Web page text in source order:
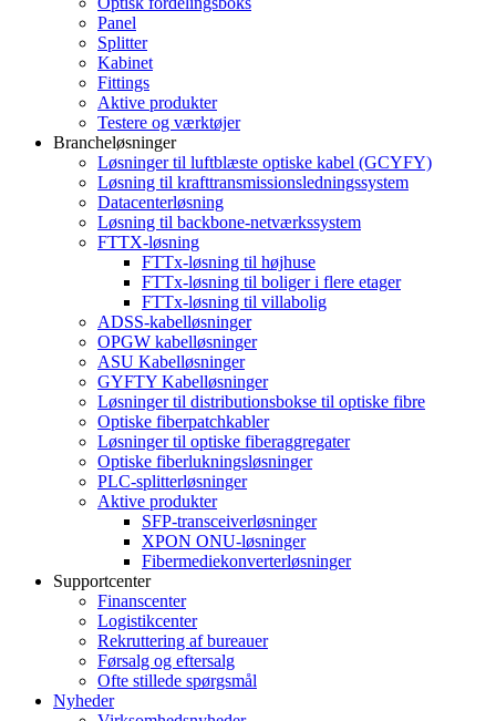
Panel
Splitter
Kabinet
Fittings
Aktive produkter
Testere og værktøjer
Brancheløsninger
Løsninger til luftblæste optiske kabel (GCYFY)
Løsning til krafttransmissionsledningssystem
Datacenterløsning
Løsning til backbone-netværkssystem
FTTX-løsning
FTTx-løsning til højhuse
FTTx-løsning til boliger i flere etager
FTTx-løsning til villabolig
ADSS-kabelløsninger
OPGW kabelløsninger
ASU Kabelløsninger
GYFTY Kabelløsninger
Løsninger til distributionsbokse til optiske fibre
Optiske fiberpatchkabler
Løsninger til optiske fiberaggregater
Optiske fiberlukningsløsninger
PLC-splitterløsninger
Aktive produkter
SFP-transceiverløsninger
XPON ONU-løsninger
Fibermediekonverterløsninger
Supportcenter
Finanscenter
Logistikcenter
Rekruttering af bureauer
Førsalg og eftersalg
Ofte stillede spørgsmål
Nyheder